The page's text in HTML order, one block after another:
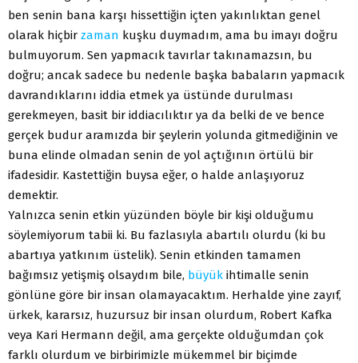
ben senin bana karşı hissettiğin içten yakınlıktan genel
olarak hiçbir zaman kuşku duymadım, ama bu imayı doğru
bulmuyorum. Sen yapmacık tavırlar takınamazsın, bu
doğru; ancak sadece bu nedenle başka babaların yapmacık
davrandıklarını iddia etmek ya üstünde durulması
gerekmeyen, basit bir iddiacılıktır ya da belki de ve bence
gerçek budur aramızda bir şeylerin yolunda gitmediğinin ve
buna elinde olmadan senin de yol açtığının örtülü bir
ifadesidir. Kastettiğin buysa eğer, o halde anlaşıyoruz
demektir.
Yalnızca senin etkin yüzünden böyle bir kişi olduğumu
söylemiyorum tabii ki. Bu fazlasıyla abartılı olurdu (ki bu
abartıya yatkınım üstelik). Senin etkinden tamamen
bağımsız yetişmiş olsaydım bile, büyük ihtimalle senin
gönlüne göre bir insan olamayacaktım. Herhalde yine zayıf,
ürkek, kararsız, huzursuz bir insan olurdum, Robert Kafka
veya Kari Hermann değil, ama gerçekte olduğumdan çok
farklı olurdum ve birbirimizle mükemmel bir biçimde